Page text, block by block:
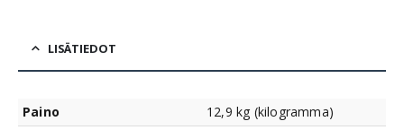
LISÄTIEDOT
Paino
12,9 kg (kilogramma)